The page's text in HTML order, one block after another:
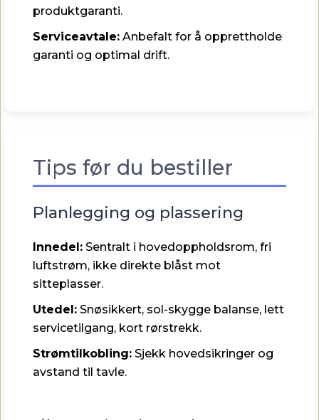
produktgaranti.
Serviceavtale: Anbefalt for å opprettholde
garanti og optimal drift.
Tips før du bestiller
Planlegging og plassering
Innedel: Sentralt i hovedoppholdsrom, fri
luftstrøm, ikke direkte blåst mot
sitteplasser.
Utedel: Snøsikkert, sol-skygge balanse, lett
servicetilgang, kort rørstrekk.
Strømtilkobling: Sjekk hovedsikringer og
avstand til tavle.